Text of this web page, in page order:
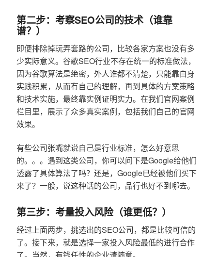
第二步：考察SEO公司的技术（谁靠
谱？）
即便排除掉玩弄套路的公司，比较各家方案也没有多
少实际意义。谷歌SEO行业不存在统一的标准做法，
因为谷歌算法是绝密，外人谁都不清楚，只能靠自身
实践积累，从而有自己的理解，再到具体的方案策略
和技术实施，最终靠实例证明实力。在我们官网案例
栏目里，展示了众多真实案例，包括我们自己的官网
效果。
有些公司张嘴就说自己是行业标准，怎么好意思
的。。。遇到这类公司，你可以问下是Google给他们
透露了具体算法了吗？还是，Google已经被他们买下
来了？一般，说这种话的公司，品行也好不到哪去。
第三步：考量投入风险（谁更低？）
经过上面两步，挑选出的SEO公司，都是比较可信的
了。接下来，就是选择一家投入风险最低的进行合作